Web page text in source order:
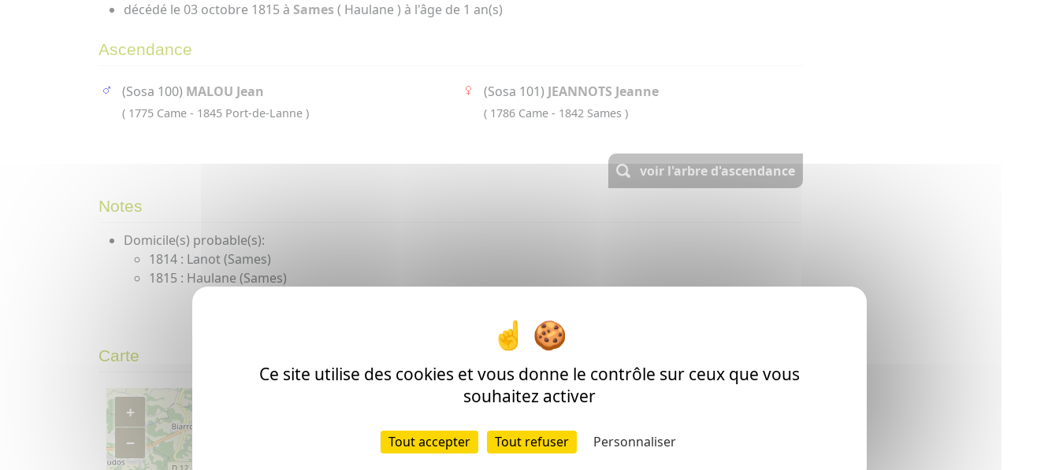
décédé le 03 octobre 1815 à Sames ( Haulane ) à l'âge de 1 an(s)
Ascendance
(Sosa 100) MALOU Jean
( 1775 Came - 1845 Port-de-Lanne )
(Sosa 101) JEANNOTS Jeanne
( 1786 Came - 1842 Sames )
voir l'arbre d'ascendance
Notes
Domicile(s) probable(s):
1814 : Lanot (Sames)
1815 : Haulane (Sames)
Carte
+
−
Ce site utilise des cookies et vous donne le contrôle sur ceux que vous
souhaitez activer
Tout accepter Tout refuser Personnaliser